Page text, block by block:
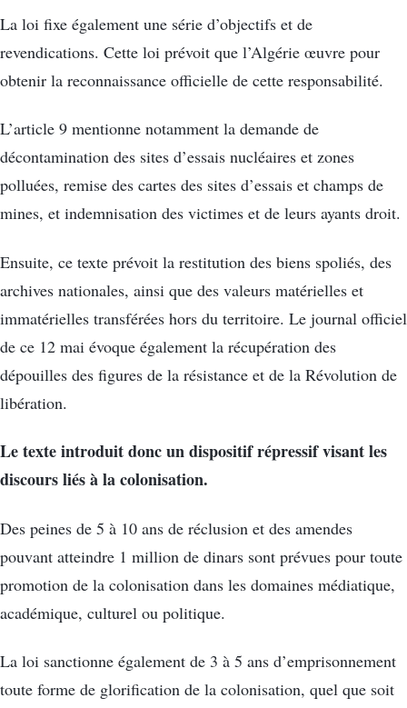
La loi fixe également une série d’objectifs et de
revendications. Cette loi prévoit que l’Algérie œuvre pour
obtenir la reconnaissance officielle de cette responsabilité.
L’article 9 mentionne notamment la demande de
décontamination des sites d’essais nucléaires et zones
polluées, remise des cartes des sites d’essais et champs de
mines, et indemnisation des victimes et de leurs ayants droit.
Ensuite, ce texte prévoit la restitution des biens spoliés, des
archives nationales, ainsi que des valeurs matérielles et
immatérielles transférées hors du territoire. Le journal officiel
de ce 12 mai évoque également la récupération des
dépouilles des figures de la résistance et de la Révolution de
libération.
Le texte introduit donc un dispositif répressif visant les
discours liés à la colonisation.
Des peines de 5 à 10 ans de réclusion et des amendes
pouvant atteindre 1 million de dinars sont prévues pour toute
promotion de la colonisation dans les domaines médiatique,
académique, culturel ou politique.
La loi sanctionne également de 3 à 5 ans d’emprisonnement
toute forme de glorification de la colonisation, quel que soit